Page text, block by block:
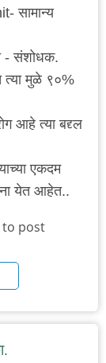
सामान्य
- संशोधक.
त्या मुळे ९०%
आहे त्या बद्द्ल
एकदम
येत आहेत..
to post